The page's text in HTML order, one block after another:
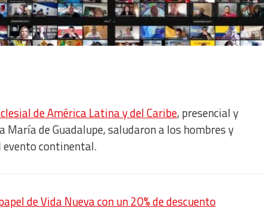
de América Latina y del Caribe, presencial y
de Guadalupe, saludaron a los hombres y
evento continental.
de Vida Nueva con un 20% de descuento